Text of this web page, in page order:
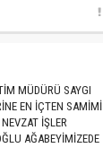
MÜDÜRÜ SAYGI
EN İÇTEN SAMİMİ
İŞLER
AĞABEYİMİZEDE